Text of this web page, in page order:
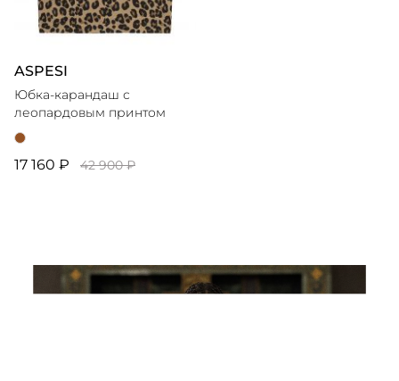
ASPESI
Юбка-карандаш с
леопардовым принтом
17 160 ₽ 42 900 ₽